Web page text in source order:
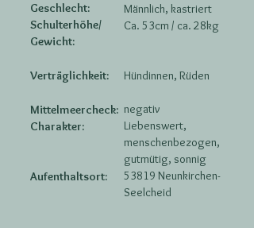
Geschlecht:
Schulterhöhe/
Gewicht:
Verträglichkeit:
Mittelmeercheck:
Charakter:
Aufenthaltsort:
Männlich, kastriert
Ca. 53cm / ca. 28kg
Hündinnen, Rüden
negativ
Liebenswert,
menschenbezogen,
gutmütig, sonnig
53819 Neunkirchen-
Seelcheid